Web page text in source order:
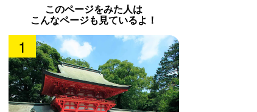
このページをみた人は
こんなページも見ているよ！
1